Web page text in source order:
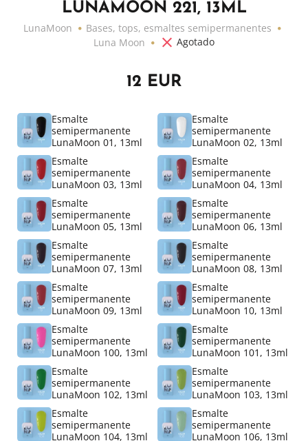
LUNAMOON 221, 13ML
LunaMoon
Bases, tops, esmaltes semipermanentes
Luna Moon
Agotado
12 EUR
Esmalte
semipermanente
LunaMoon 01, 13ml
Esmalte
semipermanente
LunaMoon 02, 13ml
Esmalte
semipermanente
LunaMoon 03, 13ml
Esmalte
semipermanente
LunaMoon 04, 13ml
Esmalte
semipermanente
LunaMoon 05, 13ml
Esmalte
semipermanente
LunaMoon 06, 13ml
Esmalte
semipermanente
LunaMoon 07, 13ml
Esmalte
semipermanente
LunaMoon 08, 13ml
Esmalte
semipermanente
LunaMoon 09, 13ml
Esmalte
semipermanente
LunaMoon 10, 13ml
Esmalte
semipermanente
LunaMoon 100, 13ml
Esmalte
semipermanente
LunaMoon 101, 13ml
Esmalte
semipermanente
LunaMoon 102, 13ml
Esmalte
semipermanente
LunaMoon 103, 13ml
Esmalte
semipermanente
LunaMoon 104, 13ml
Esmalte
semipermanente
LunaMoon 106, 13ml